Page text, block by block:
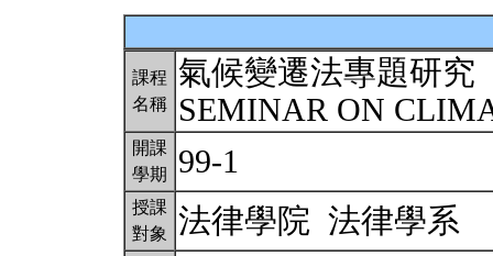
課程
名稱
氣候變遷法專題研究
SEMINAR ON
開課
學期
99-1
授課
對象
法律學院 法律學系